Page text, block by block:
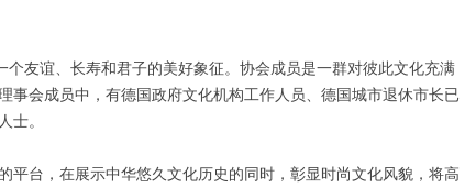
个友谊、长寿和君子的美好象征。协会成员是一群对彼此文化充满
事会成员中，有德国政府文化机构工作人员、德国城市退休市长已
士。
平台，在展示中华悠久文化历史的同时，彰显时尚文化风貌，将高